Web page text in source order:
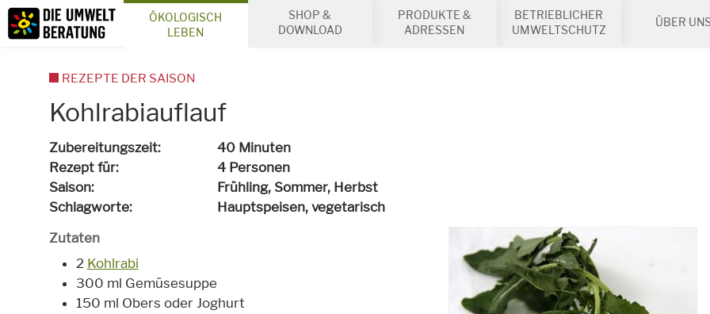
Inhalt
Suche
ÖKOLOGISCH
LEBEN
SHOP &
DOWNLOAD
PRODUKTE &
ADRESSEN
BETRIEBLICHER
UMWELTSCHUTZ
ÜBER
Kohlrabiauflauf
Zubereitungszeit
40 Minuten
Rezept für
4 Personen
Saison
Frühling, Sommer, Herbst
Schlagworte
Hauptspeisen,vegetarisch
Zutaten
2 Kohlrabi
300 ml Gemüsesuppe
150 ml Obers oder Joghurt
REZEPTE DER SAISON